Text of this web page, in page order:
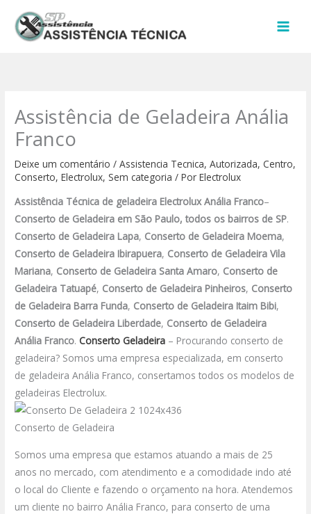
para
Assistência de Geladeira Anália
Franco
Deixe um comentário /Assistencia Tecnica,Autorizada,Centro,
Conserto,Electrolux, Sem categoria / PorElectrolux
Assistência Técnica de geladeira ElectroluxAnália Franco–
Conserto de Geladeira em São Paulo, todos os bairros de SP.
Conserto de Geladeira Lapa, Conserto de Geladeira Moema,
Conserto de Geladeira Ibirapuera, Conserto de Geladeira Vila
Mariana, Conserto de Geladeira Santa Amaro, Conserto de
Geladeira Tatuapé, Conserto de Geladeira Pinheiros, Conserto
de Geladeira Barra Funda, Conserto de Geladeira Itaim Bibi,
Conserto de Geladeira Liberdade, Conserto de Geladeira
Anália Franco.Conserto Geladeira – Procurando conserto de
geladeira? Somos uma empresa especializada, em conserto
de geladeira Anália Franco, consertamos todos os modelos de
geladeiras Electrolux.
Conserto de Geladeira
Somos uma empresa que estamos atuando a mais de 25
anos no mercado, com atendimento e a comodidade indo até
o local do Cliente e fazendo o orçamento na hora. Atendemos
um cliente no bairro Anália Franco, para conserto de uma